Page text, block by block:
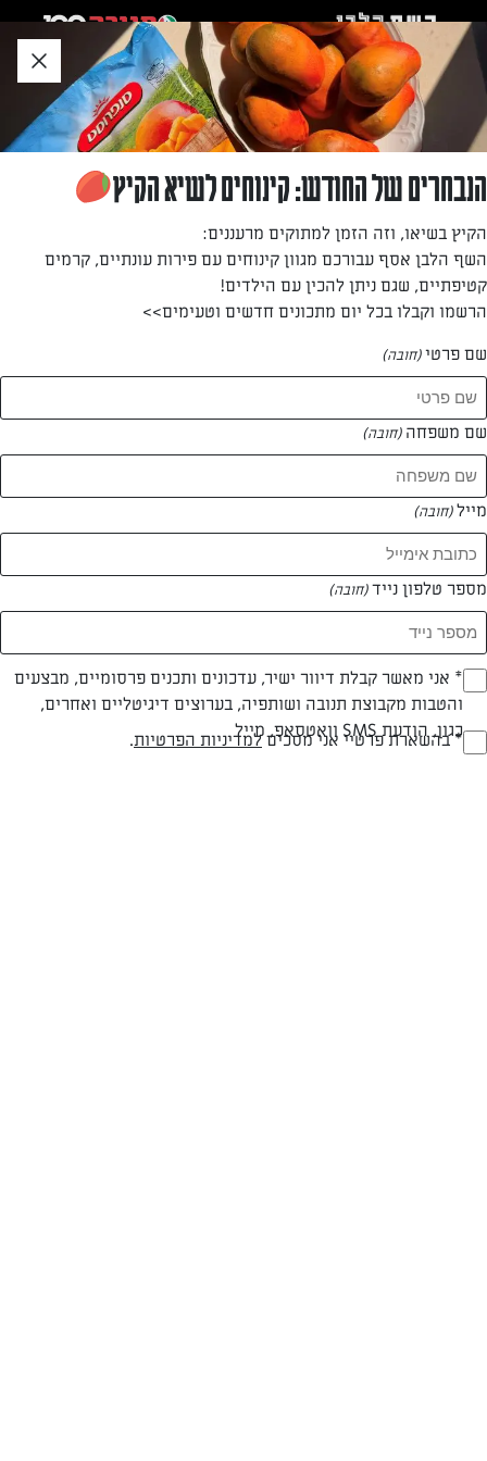
לאזור
תוכן
תחתון
חזרה לעמוד הבית
ליאת גריסרו
—
המתכונים של
1 מתכונים
עוף בשזיפים ומשמשים
הנבחרים של החודש: קינוחים לשיא הקיץ
הקיץ בשיאו, וזה הזמן למתוקים מרעננים:
השף הלבן אסף עבורכם מגוון קינוחים עם פירות עונתיים, קרמים
קטיפתיים, שגם ניתן להכין עם הילדים!
הרשמו וקבלו בכל יום מתכונים חדשים וטעימים>>
שם פרטי(חובה)
שם משפחה (חובה)
מייל(חובה)
מספר טלפון נייד(חובה)
Opt_In
(חובה)
* אני מאשר קבלת דיוור ישיר, עדכונים ותכנים פרסומיים, מבצעים
והטבות מקבוצת תנובה ושותפיה, בערוצים דיגיטליים ואחרים,
כגון, הודעת SMS וואטסאפ, מייל
RegulationsApproved
* בהשארת פרטיי אני מסכיםלמדיניות הפרטיות.